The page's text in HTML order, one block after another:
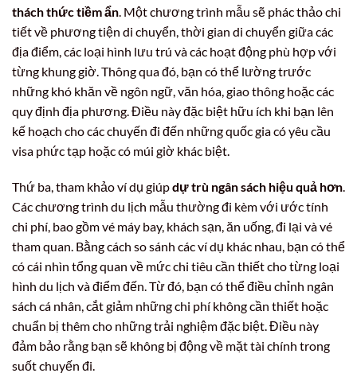
thách thức tiềm ẩn . Một chương trình mẫu sẽ phác thảo chi
tiết về phương tiện di chuyển, thời gian di chuyển giữa các
địa điểm, các loại hình lưu trú và các hoạt động phù hợp với
từng khung giờ. Thông qua đó, bạn có thể lường trước
những khó khăn về ngôn ngữ, văn hóa, giao thông hoặc các
quy định địa phương. Điều này đặc biệt hữu ích khi bạn lên
kế hoạch cho các chuyến đi đến những quốc gia có yêu cầu
visa phức tạp hoặc có múi giờ khác biệt.
Thứ ba, tham khảo ví dụ giúpdự trù ngân sách hiệu quả hơn.
Các chương trình du lịch mẫu thường đi kèm với ước tính
chi phí, bao gồm vé máy bay, khách sạn, ăn uống, đi lại và vé
tham quan. Bằng cách so sánh các ví dụ khác nhau, bạn có thể
có cái nhìn tổng quan về mức chi tiêu cần thiết cho từng loại
hình du lịch và điểm đến. Từ đó, bạn có thể điều chỉnh ngân
sách cá nhân, cắt giảm những chi phí không cần thiết hoặc
chuẩn bị thêm cho những trải nghiệm đặc biệt. Điều này
đảm bảo rằng bạn sẽ không bị động về mặt tài chính trong
suốt chuyến đi.